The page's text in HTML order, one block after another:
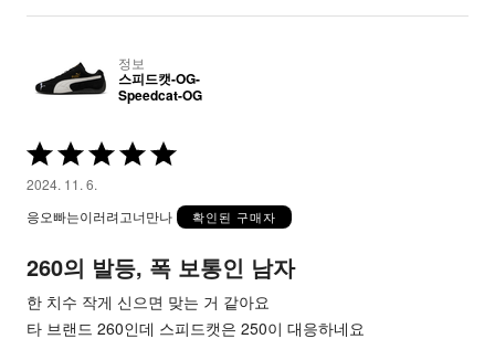
정보
스피드캣-OG-
Speedcat-OG
5
중
평
가
됨
2024. 11. 6.
응오빠는이러려고너만나
확인된 구매자
260의 발등, 폭 보통인 남자
한 치수 작게 신으면 맞는 거 같아요
타 브랜드 260인데 스피드캣은 250이 대응하네요